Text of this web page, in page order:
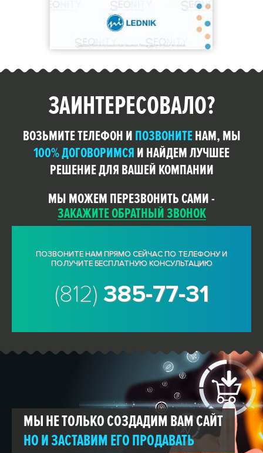
ЗАИНТЕРЕСОВАЛО?
ВОЗЬМИТЕ ТЕЛЕФОН И ПОЗВОНИТЕНАМ, МЫ
100% ДОГОВОРИМСЯ И НАЙДЕМ ЛУЧШЕЕ
РЕШЕНИЕ ДЛЯ ВАШЕЙ КОМПАНИИ
МЫ МОЖЕМ ПЕРЕЗВОНИТЬ САМИ -
ЗАКАЖИТЕ ОБРАТНЫЙ ЗВОНОК
ПОЗВОНИТЕ НАМ ПРЯМО СЕЙЧАС ПО ТЕЛЕФОНУ И
ПОЛУЧИТЕ БЕСПЛАТНУЮ КОНСУЛЬТАЦИЮ
(812) 385-77-31
МЫ НЕ ТОЛЬКО СОЗДАДИМ ВАМ САЙТ
НО И ЗАСТАВИМ ЕГО ПРОДАВАТЬ